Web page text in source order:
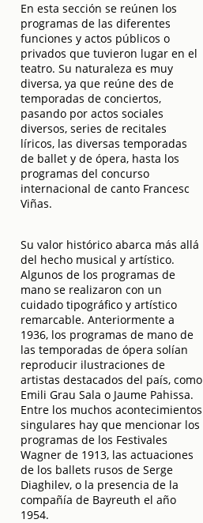
En esta sección se reúnen los
programas de las diferentes
funciones y actos públicos o
privados que tuvieron lugar en el
teatro. Su naturaleza es muy
diversa, ya que reúne des de
temporadas de conciertos,
pasando por actos sociales
diversos, series de recitales
líricos, las diversas temporadas
de ballet y de ópera, hasta los
programas del concurso
internacional de canto Francesc
Viñas.
Su valor histórico abarca más allá
del hecho musical y artístico.
Algunos de los programas de
mano se realizaron con un
cuidado tipográfico y artístico
remarcable. Anteriormente a
1936, los programas de mano de
las temporadas de ópera solían
reproducir ilustraciones de
artistas destacados del país, como
Emili Grau Sala o Jaume Pahissa.
Entre los muchos acontecimientos
singulares hay que mencionar los
programas de los Festivales
Wagner de 1913, las actuaciones
de los ballets rusos de Serge
Diaghilev, o la presencia de la
compañía de Bayreuth el año
1954.